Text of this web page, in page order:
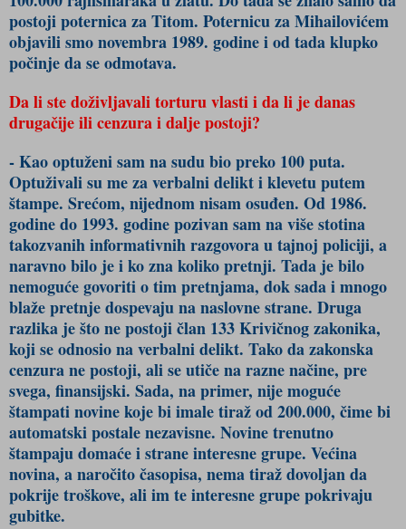
postoji poternica za Titom. Poternicu za Mihailovićem
objavili smo novembra 1989. godine i od tada klupko
počinje da se odmotava.
Da li ste doživljavali torturu vlasti i da li je danas
drugačije ili cenzura i dalje postoji?
- Kao optuženi sam na sudu bio preko 100 puta.
Optuživali su me za verbalni delikt i klevetu putem
štampe. Srećom, nijednom nisam osuđen. Od 1986.
godine do 1993. godine pozivan sam na više stotina
takozvanih informativnih razgovora u tajnoj policiji, a
naravno bilo je i ko zna koliko pretnji. Tada je bilo
nemoguće govoriti o tim pretnjama, dok sada i mnogo
blaže pretnje dospevaju na naslovne strane. Druga
razlika je što ne postoji član 133 Krivičnog zakonika,
koji se odnosio na verbalni delikt. Tako da zakonska
cenzura ne postoji, ali se utiče na razne načine, pre
svega, finansijski. Sada, na primer, nije moguće
štampati novine koje bi imale tiraž od 200.000, čime bi
automatski postale nezavisne. Novine trenutno
štampaju domaće i strane interesne grupe. Većina
novina, a naročito časopisa, nema tiraž dovoljan da
pokrije troškove, ali im te interesne grupe pokrivaju
gubitke.